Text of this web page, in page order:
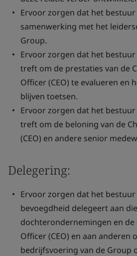
Ervoor zorgen dat het
samenwerking met het
Group.
Ervoor zorgen dat het
treft om de prestaties van de
Officer (CEO) te evalueren en
blijven toetsen.
Ervoor zorgen dat het
treft om de beloning van de
(CEO) en andere senior
Delegering:
Ervoor zorgen dat het
bevoegdheid delegeert aan
dochterondernemingen en de
Officer (CEO) en aan anderen
bedrijfsvoering van de Group